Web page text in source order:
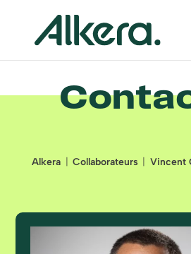
Alkera Collaborateurs Vincent